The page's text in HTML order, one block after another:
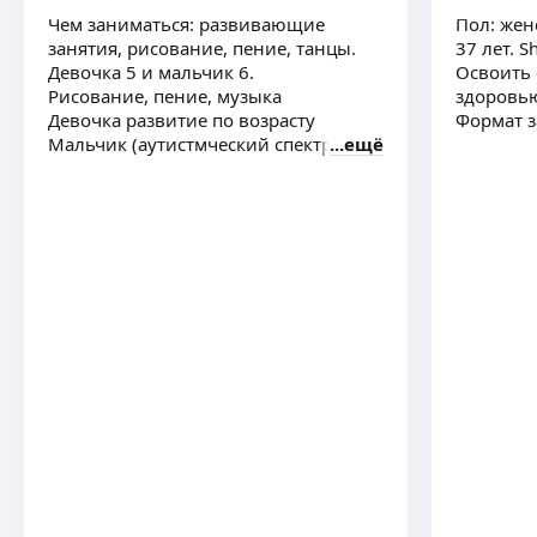
Чем заниматься: развивающие
занятия, рисование, пение, танцы.
Девочка 5 и мальчик 6.
Рисование, пение, музыка
Девочка развитие по возрасту
Мальчик (аутистмческий спектр) ещё
Пол:
37 лет.
Освоить
Формат